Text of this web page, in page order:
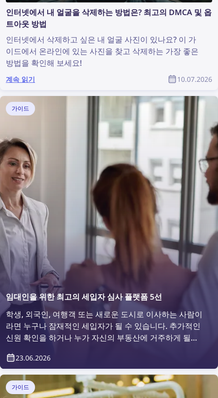
인터넷에서 내 얼굴을 삭제하는 방법은? 최고의 DMCA 및 옵
트아웃 방법
인터넷에서 삭제하고 싶은 내 얼굴 사진이 있나요? 이 가
이드에서 온라인에 있는 사진을 찾고 삭제하는 가장 좋은
방법을 확인해 보세요!
계속 읽기 10.07.2026
가이드
임대인을 위한 최고의 세입자 심사 플랫폼 5선
학생, 외국인, 여행객 또는 새로운 도시로 이사하는 사람이
라면 누구나 잠재적인 세입자가 될 수 있습니다. 추가적인
신원 확인을 하거나 누가 자신의 부동산에 거주하게 될지
게 할 수 있을까요? 세입자 심사 플랫폼을 이용하면 간편
하게 가능합니다.
23.06.2026
가이드